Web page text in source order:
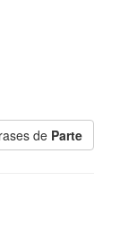
de Parte